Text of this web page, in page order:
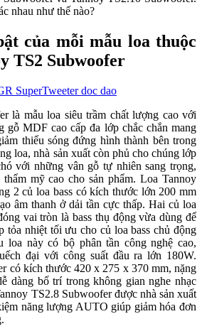
nhau như thế nào?
của mỗi mẫu loa thuộc
TS2 Subwoofer
là mẫu loa siêu trầm chất lượng cao với
gỗ MDF cao cấp đa lớp chắc chắn mang
thiểu sóng đứng hình thành bên trong
loa, nhà sản xuất còn phủ cho chúng lớp
với những vân gỗ tự nhiên sang trọng,
mỹ cao cho sản phẩm. Loa Tannoy
2 củ loa bass có kích thước lớn 200 mm
âm thanh ở dải tần cực thấp. Hai củ loa
vai tròn là bass thụ động vừa dùng để
tỏa nhiệt tối ưu cho củ loa bass chủ động
loa này có bộ phân tần công nghệ cao,
đại với công suất đầu ra lớn 180W.
có kích thước 420 x 275 x 370 mm, nặng
dàng bố trí trong không gian nghe nhạc
TS2.8 Subwoofer được nhà sản xuất
năng lượng AUTO giúp giảm hóa đơn